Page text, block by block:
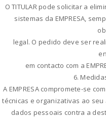
O TITULAR pode solicitar a
sistemas da EMPRESA,
legal. O pedido deve ser
em contacto com a
6.
A EMPRESA compromete-se
técnicas e organizativas ao
dados pessoais contra a